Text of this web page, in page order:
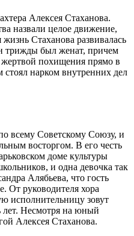
Алексея Стаханова.
назвали целое движение,
Стаханова развивалась
трижды был женат, причем
жертвой похищения прямо в
нарком внутренних дел
всему Советскому Союзу, и
восторгом. В его честь
доме культуры
и одна девочка так
Алябьева, что гость
От руководителя хора
исполнительницу зовут
лет. Несмотря на юный
Алексея Стаханова.